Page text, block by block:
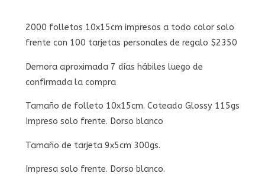
2000 folletos 10x15cm impresos a todo color solo
frente con 100 tarjetas personales de regalo $2350
Demora aproximada 7 días hábiles luego de
confirmada la compra
Tamaño de folleto 10x15cm. Coteado Glossy 115gs
Impreso solo frente. Dorso blanco
Tamaño de tarjeta 9x5cm 300gs.
Impresa solo frente. Dorso blanco.